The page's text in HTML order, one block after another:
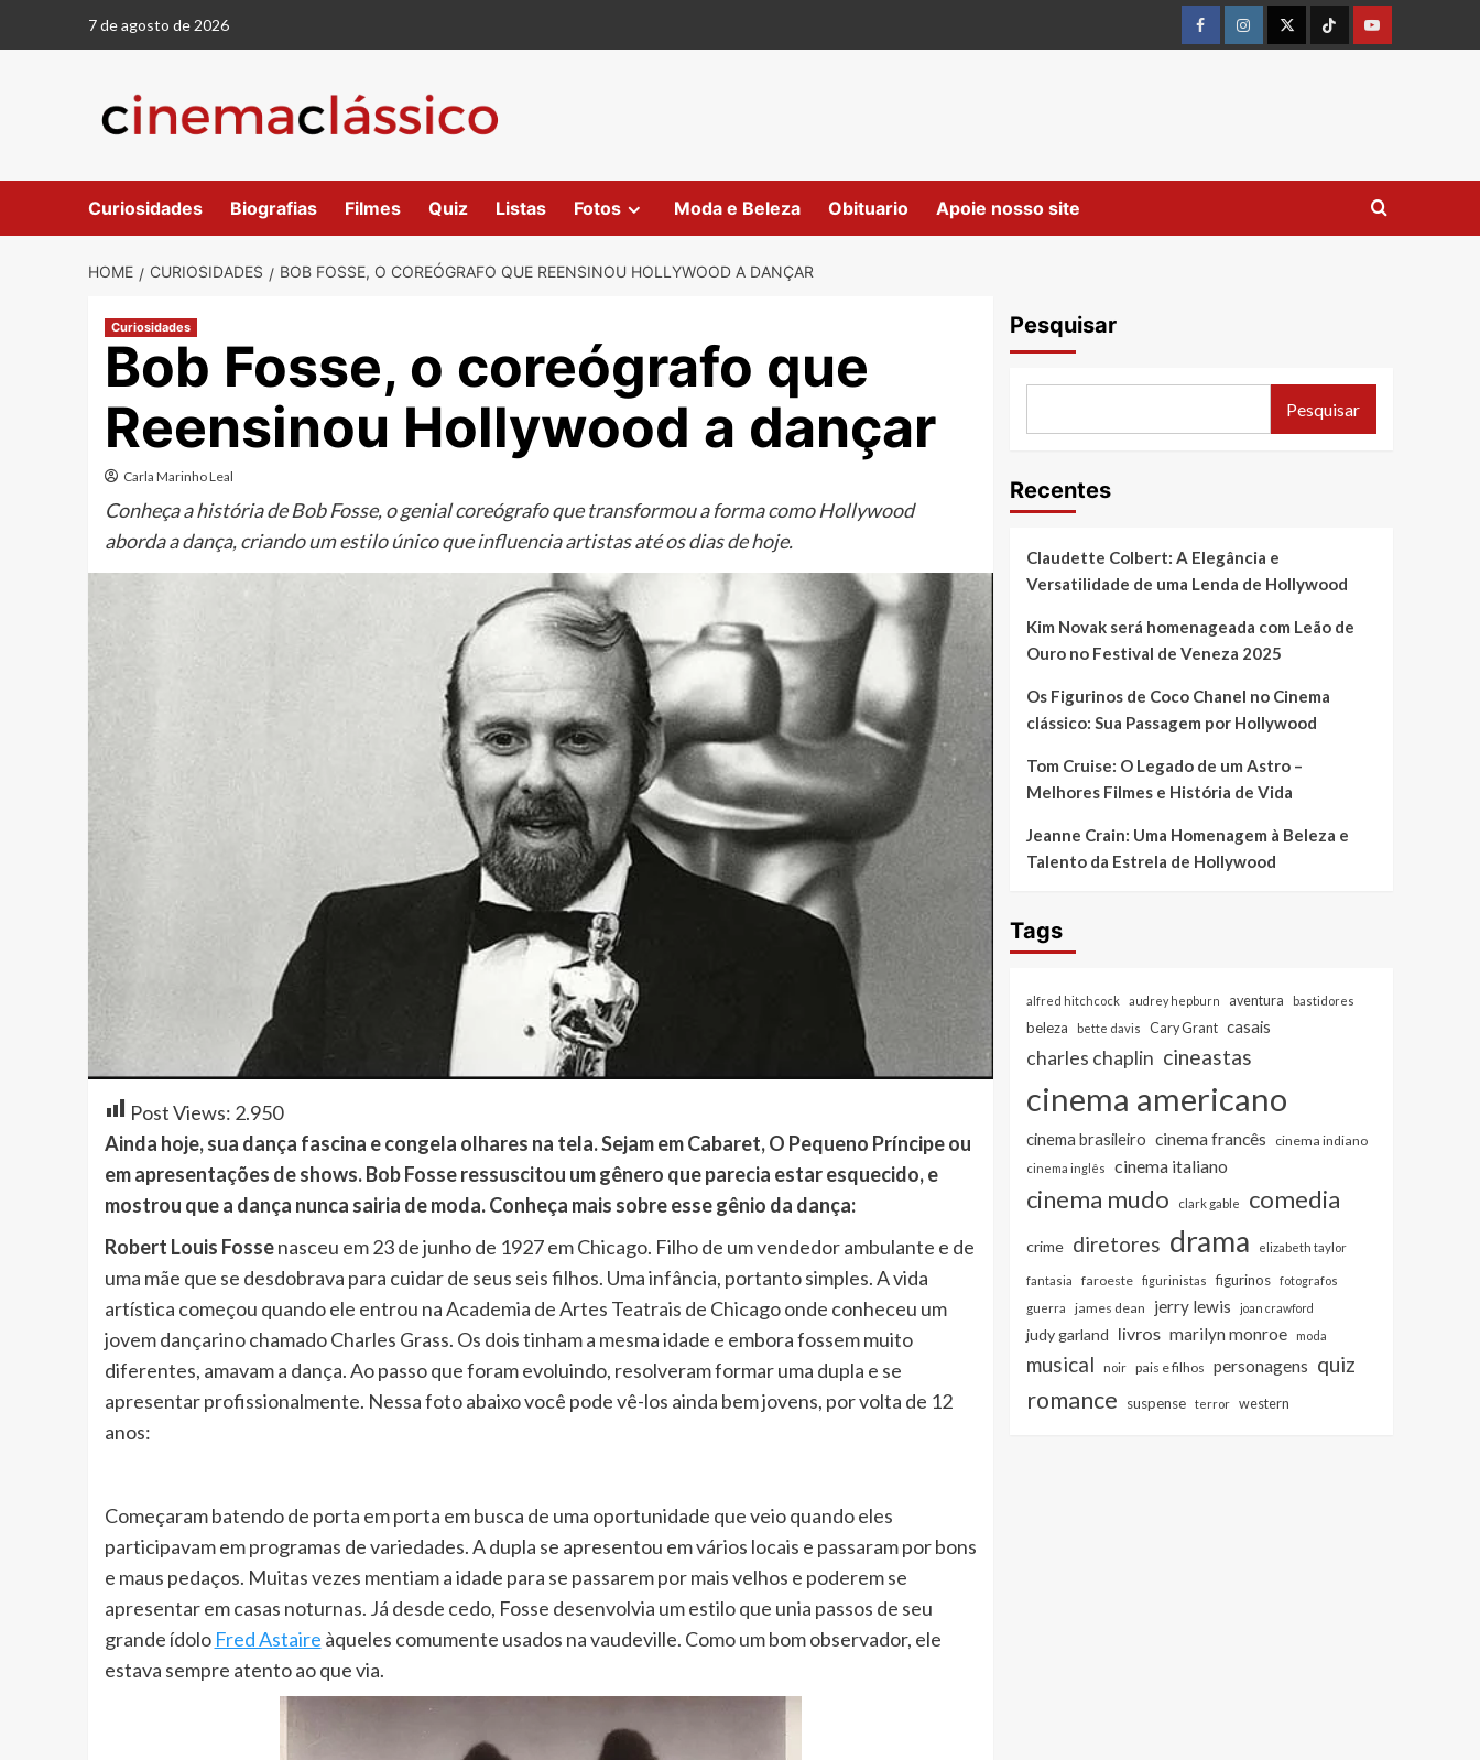
7 de agosto de 2026
FacebookinstagramtwitterTiktokyoutube
Curiosidades Biografias Filmes Quiz Listas Fotos Moda e Beleza Obituario Apoie nosso site
HOME CURIOSIDADES BOB FOSSE, O COREÓGRAFO QUE REENSINOU HOLLYWOOD A DANÇAR
Curiosidades
Bob Fosse, o coreógrafo que
Reensinou Hollywood a dançar
Carla Marinho Leal
Conheça a história de Bob Fosse, o genial coreógrafo que transformou a forma como Hollywood
aborda a dança, criando um estilo único que influencia artistas até os dias de hoje.
Post Views: 2.950
Ainda hoje, sua dança fascina e congela olhares na tela. Sejam em Cabaret, O Pequeno Príncipe ou
em apresentações de shows. Bob Fosse ressuscitou um gênero que parecia estar esquecido, e
mostrou que a dança nunca sairia de moda. Conheça mais sobre esse gênio da dança:
Robert Louis Fossenasceu em 23 de junho de 1927 em Chicago. Filho de um vendedor ambulante e de
uma mãe que se desdobrava para cuidar de seus seis filhos. Uma infância, portanto simples. A vida
artística começou quando ele entrou na Academia de Artes Teatrais de Chicago onde conheceu um
jovem dançarino chamado Charles Grass. Os dois tinham a mesma idade e embora fossem muito
diferentes, amavam a dança. Ao passo que foram evoluindo, resolveram formar uma dupla e se
apresentar profissionalmente. Nessa foto abaixo você pode vê-los ainda bem jovens, por volta de 12
anos:
Começaram batendo de porta em porta em busca de uma oportunidade que veio quando eles
participavam em programas de variedades. A dupla se apresentou em vários locais e passaram por bons
e maus pedaços. Muitas vezes mentiam a idade para se passarem por mais velhos e poderem se
apresentar em casas noturnas. Já desde cedo, Fosse desenvolvia um estilo que unia passos de seu
grande ídolo Fred Astaire àqueles comumente usados na vaudeville. Como um bom observador, ele
estava sempre atento ao que via.
Pesquisar
Pesquisar
Recentes
Claudette Colbert: A Elegância e
Versatilidade de uma Lenda de Hollywood
Kim Novak será homenageada com Leão de
Ouro no Festival de Veneza 2025
Os Figurinos de Coco Chanel no Cinema
clássico: Sua Passagem por Hollywood
Tom Cruise: O Legado de um Astro –
Melhores Filmes e História de Vida
Jeanne Crain: Uma Homenagem à Beleza e
Talento da Estrela de Hollywood
Tags
alfred hitchcock audrey hepburn aventura bastidores
beleza bette davis Cary Grant casais
charles chaplin cineastas
cinema americano
cinema brasileiro cinema francês cinema indiano
cinema inglês cinema italiano
cinema mudo clark gable comedia
crime diretores drama elizabeth taylor
fantasia faroeste figurinistas figurinos
fotografos
guerra
james dean jerry lewis joan crawford
judy garland livros marilyn monroe moda
musical noir pais e filhos personagens quiz
romance suspense terror western